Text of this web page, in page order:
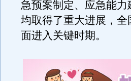
急预案制定、应急能
均取得了重大进展，
面进入关键时期。